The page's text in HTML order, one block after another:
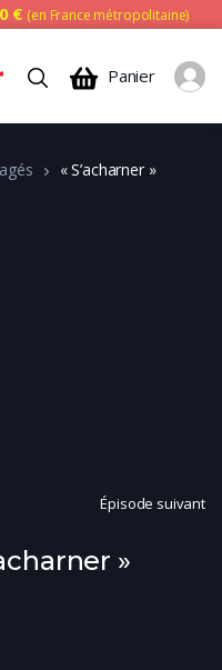
€ (en France métropolitaine)
Panier
« S’acharner »
Épisode suivant
»